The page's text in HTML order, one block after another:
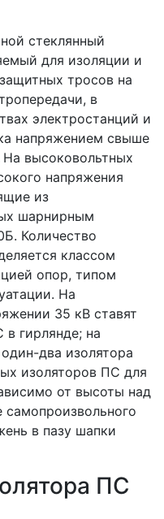
стеклянный
для изоляции и
тросов на
в
электростанций и
напряжением свыше
высоковольтных
напряжения
из
шарнирным
Количество
классом
опор, типом
На
35 кВ ставят
гирлянде; на
два изолятора
изоляторов ПС для
от высоты над
в пазу шапки
ПС